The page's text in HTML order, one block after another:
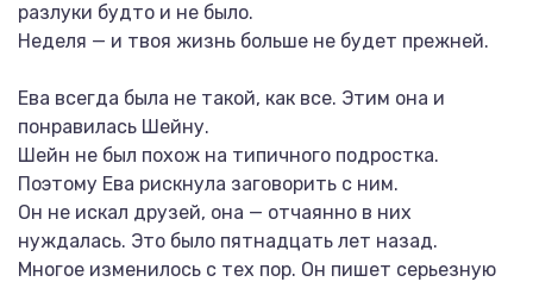
разлуки будто и не было.
Неделя — и твоя жизнь больше не будет прежней.
Ева всегда была не такой, как все. Этим она и
понравилась Шейну.
Шейн не был похож на типичного подростка.
Поэтому Ева рискнула заговорить с ним.
Он не искал друзей, она — отчаянно в них
нуждалась. Это было пятнадцать лет назад.
Многое изменилось с тех пор. Он пишет серьезную